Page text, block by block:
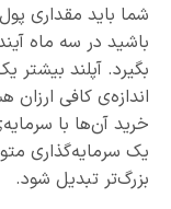
شما باید مقداری
باشید در سه ماه
بگیرد. آپلند
اندازه‌ی کافی
خرید آن‌ها با
یک سرمایه‌گذاری
بزرگ‌تر تبدیل شود.